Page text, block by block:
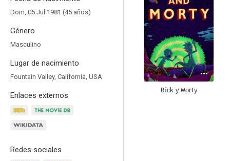
Dom, 05 Jul 1981 (45 años)
Género
Masculino
Lugar de nacimiento
Fountain Valley, California, USA
Enlaces externos
Redes sociales
Rick y Morty